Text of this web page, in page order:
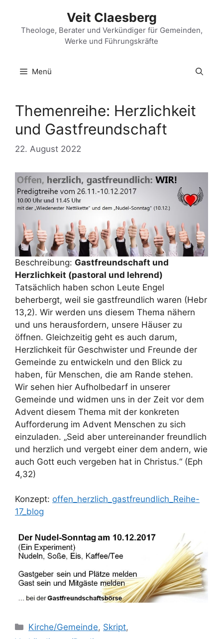
springen
Veit Claesberg
Theologe, Berater und Verkündiger für Gemeinden,
Werke und Führungskräfte
Menü
Themenreihe: Herzlichkeit
und Gastfreundschaft
22. August 2022
Beschreibung: Gastfreundschaft und
Herzlichkeit (pastoral und lehrend)
Tatsächlich haben schon Leute Engel
beherbergt, weil sie gastfreundlich waren (Hebr
13,2). Wir werden uns diesem Thema nähern
und uns herausfordern, unsere Häuser zu
öffnen. Gleichzeitig geht es auch darum,
Herzlichkeit für Geschwister und Freunde der
Gemeinde zu entwickeln und den Blick zu
haben, für Menschen, die am Rande stehen.
Wir sehen hier Aufholbedarf in unserer
Gemeinde und widmen uns in der Zeit vor dem
Advent diesem Thema mit der konkreten
Aufforderung im Advent Menschen zu sich
einzuladen. „Seid aber untereinander freundlich
und herzlich und vergebt einer dem andern, wie
auch Gott euch vergeben hat in Christus.“ (Eph
4,32)
Konzept: offen_herzlich_gastfreundlich_Reihe-
17_blog
Kategorien
Kirche/Gemeinde, Skript,